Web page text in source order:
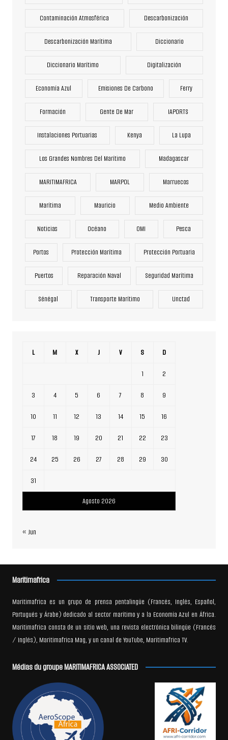
Contaminación Atmosférica Descarbonización
Descarbonización Marítima Diccionario
Diccionario Marítimo Digitalización
Economía Azul Emisiones De Carbono Ferry
Formación Gente De Mar IAPORTS
Instalaciones Portuarias Kenya La Lupa
Los Grandes Nombres Del Marítimo Madagascar
MARITIMAFRICA MARPOL Marruecos
Marítima Mauricio Medio Ambiente
Noticias Océano OMI Pesca
Portos Protección Marítima Protección Portuaria
Puertos Reparación Naval Seguridad Marítima
Sénégal Transporte Marítimo Unctad
Agosto 2026
L M X J V S D
1 2
3 4 5 6 7 8 9
10 11 12 13 14 15 16
17 18 19 20 21 22 23
24 25 26 27 28 29 30
31
« Jun
Maritimafrica
Maritimafrica es un grupo de prensa pentalingüe (Francés, Inglés, Español,
Portugués y Árabe) dedicado al sector marítimo y a la Economía Azul en África.
Maritimafrica consta de un sitio web, una revista electrónica bilingüe (Francés
/ Inglés), Maritimafrica Mag, y un canal de YouTube, Maritimafrica TV.
Médias du groupe MARITIMAFRICA ASSOCIATED